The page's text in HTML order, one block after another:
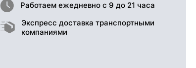
Работаем ежедневно с 9 до 21 часа
Экспресс доставка транспортными
компаниями